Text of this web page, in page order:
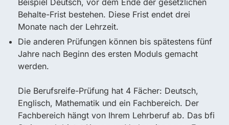
Beispiel Deutsch, vor dem Ende der gesetzlichen
Behalte-Frist bestehen. Diese Frist endet drei
Monate nach der Lehrzeit.
Die anderen Prüfungen können bis spätestens fünf
Jahre nach Beginn des ersten Moduls gemacht
werden.
Die Berufsreife-Prüfung hat 4 Fächer: Deutsch,
Englisch, Mathematik und ein Fachbereich. Der
Fachbereich hängt von Ihrem Lehrberuf ab. Das bfi